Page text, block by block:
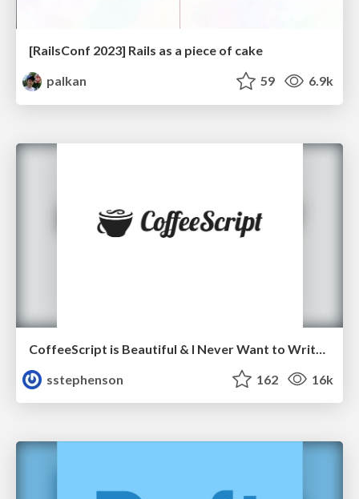
[RailsConf 2023] Rails as a piece of cake
palkan
59 6.9k
sstephenson
162 16k